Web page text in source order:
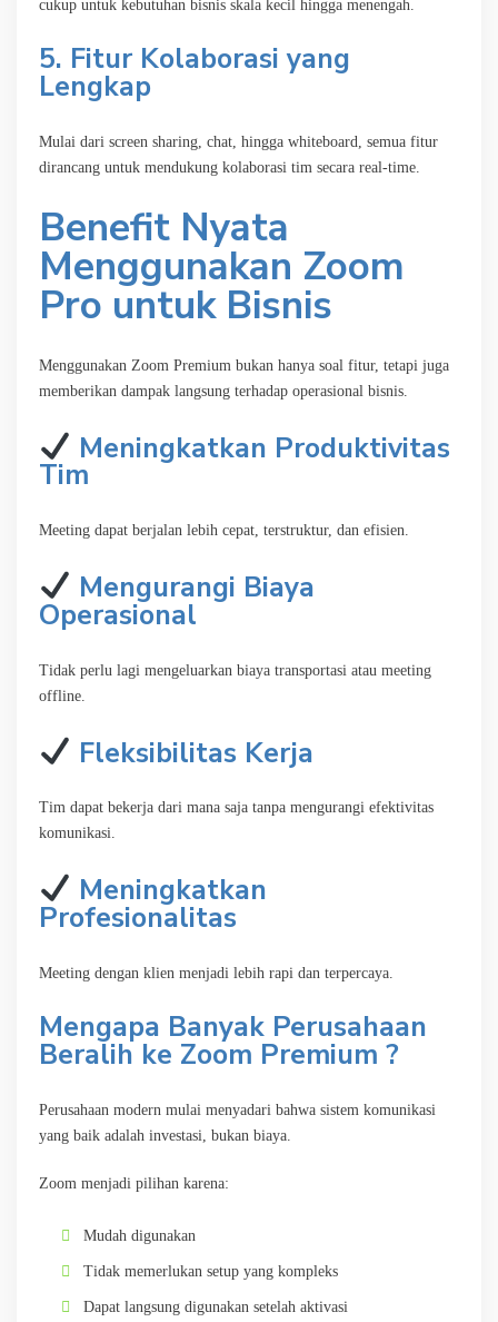
cukup untuk kebutuhan bisnis skala kecil hingga menengah.
5. Fitur Kolaborasi yang
Lengkap
Mulai dari screen sharing, chat, hingga whiteboard, semua fitur
dirancang untuk mendukung kolaborasi tim secara real-time.
Benefit Nyata
Menggunakan Zoom
Pro untuk Bisnis
Menggunakan Zoom Premium bukan hanya soal fitur, tetapi juga
memberikan dampak langsung terhadap operasional bisnis.
Meningkatkan Produktivitas
Tim
Meeting dapat berjalan lebih cepat, terstruktur, dan efisien.
Mengurangi Biaya
Operasional
Tidak perlu lagi mengeluarkan biaya transportasi atau meeting
offline.
Fleksibilitas Kerja
Tim dapat bekerja dari mana saja tanpa mengurangi efektivitas
komunikasi.
Meningkatkan
Profesionalitas
Meeting dengan klien menjadi lebih rapi dan terpercaya.
Mengapa Banyak Perusahaan
Beralih ke Zoom Premium ?
Perusahaan modern mulai menyadari bahwa sistem komunikasi
yang baik adalah investasi, bukan biaya.
Zoom menjadi pilihan karena:
Mudah digunakan
Tidak memerlukan setup yang kompleks
Dapat langsung digunakan setelah aktivasi